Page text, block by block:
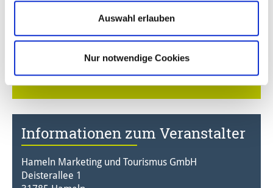
Auswahl erlauben
Nur notwendige Cookies
Ihre Akzeptanzstellen
Hier geht's zur Fetten Beute
Informationen zum Veranstalter
Hameln Marketing und Tourismus GmbH
Deisterallee 1